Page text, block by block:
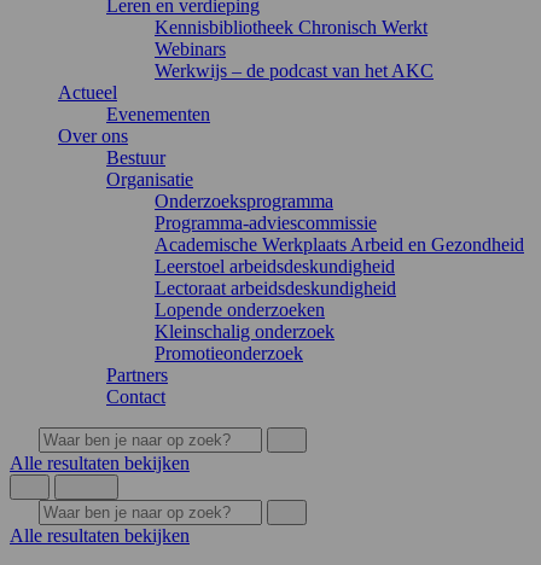
Leren en verdieping
Kennisbibliotheek Chronisch Werkt
Webinars
Werkwijs – de podcast van het AKC
Actueel
Evenementen
Over ons
Bestuur
Organisatie
Onderzoeksprogramma
Programma-adviescommissie
Academische Werkplaats Arbeid en Gezondheid
Leerstoel arbeidsdeskundigheid
Lectoraat arbeidsdeskundigheid
Lopende onderzoeken
Kleinschalig onderzoek
Promotieonderzoek
Partners
Contact
Alle resultaten bekijken
Alle resultaten bekijken